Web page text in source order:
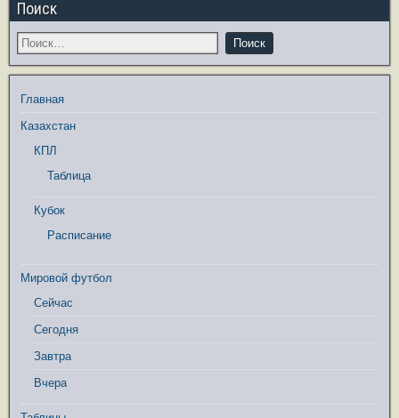
Поиск
Главная
Казахстан
КПЛ
Таблица
Кубок
Расписание
Мировой футбол
Сейчас
Сегодня
Завтра
Вчера